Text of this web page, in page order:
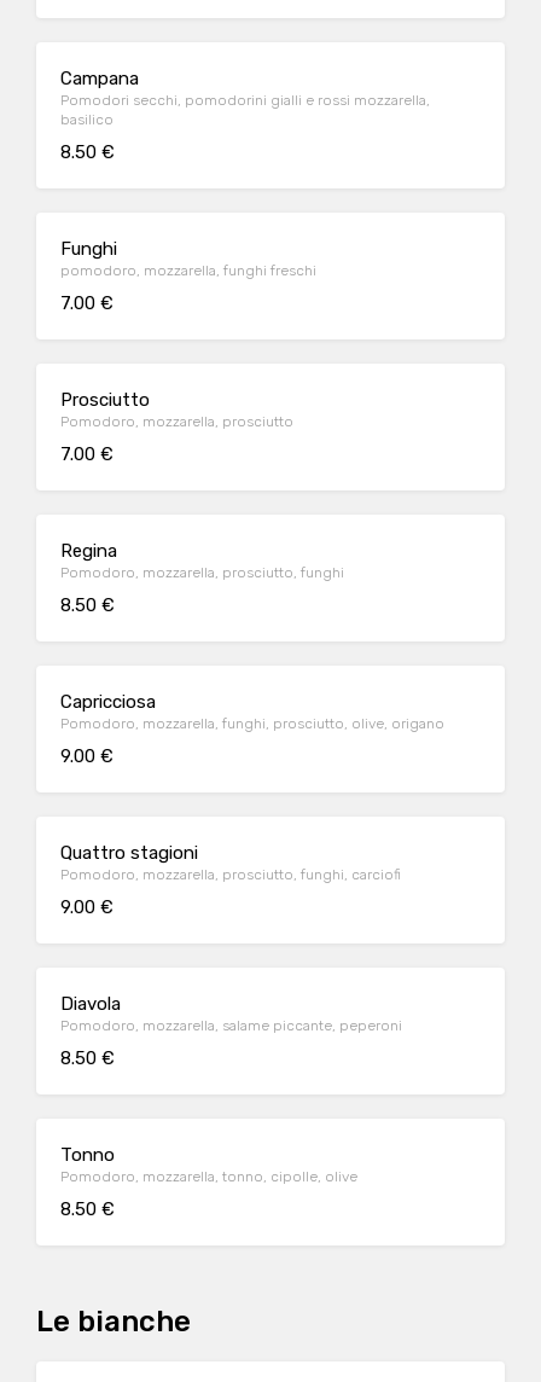
Campana
Pomodori secchi, pomodorini gialli e rossi mozzarella,
basilico
8.50 €
Funghi
pomodoro, mozzarella, funghi freschi
7.00 €
Prosciutto
Pomodoro, mozzarella, prosciutto
7.00 €
Regina
Pomodoro, mozzarella, prosciutto, funghi
8.50 €
Capricciosa
Pomodoro, mozzarella, funghi, prosciutto, olive, origano
9.00 €
Quattro stagioni
Pomodoro, mozzarella, prosciutto, funghi, carciofi
9.00 €
Diavola
Pomodoro, mozzarella, salame piccante, peperoni
8.50 €
Tonno
Pomodoro, mozzarella, tonno, cipolle, olive
8.50 €
Le bianche